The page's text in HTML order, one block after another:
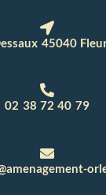
45040
02 38 72 40 79